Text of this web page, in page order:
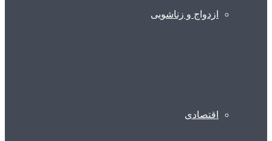
ازدواج و زناشویی
اقتصادی